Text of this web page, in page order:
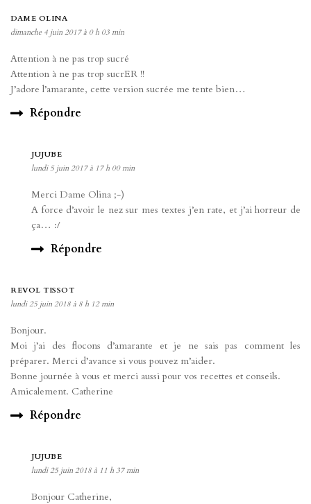
DAME OLINA
dimanche 4 juin 2017 à 0 h 03 min
Attention à ne pas trop sucré
Attention à ne pas trop sucrER !!
J’adore l’amarante, cette version sucrée me tente bien…
Répondre
JUJUBE
lundi 5 juin 2017 à 17 h 00 min
Merci Dame Olina ;-)
A force d’avoir le nez sur mes textes j’en rate, et j’ai horreur de
ça… :/
Répondre
REVOL TISSOT
lundi 25 juin 2018 à 8 h 12 min
Bonjour.
Moi j’ai des flocons d’amarante et je ne sais pas comment les
préparer. Merci d’avance si vous pouvez m’aider.
Bonne journée à vous et merci aussi pour vos recettes et conseils.
Amicalement. Catherine
Répondre
JUJUBE
lundi 25 juin 2018 à 11 h 37 min
Bonjour Catherine,